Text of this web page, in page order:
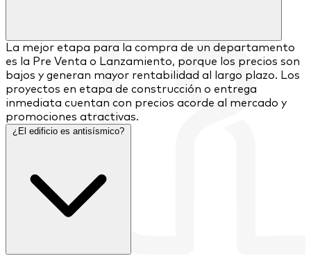
La mejor etapa para la compra de un departamento
es la Pre Venta o Lanzamiento, porque los precios son
bajos y generan mayor rentabilidad al largo plazo. Los
proyectos en etapa de construcción o entrega
inmediata cuentan con precios acorde al mercado y
promociones atractivas.
¿El edificio es antisísmico?